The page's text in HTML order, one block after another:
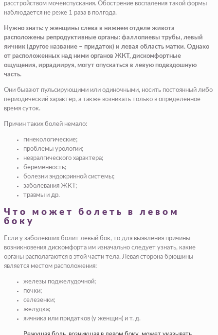
расстройством мочеиспускания. Обострение воспаления такой формы
наблюдается не реже 1 раза в полгода.
Нужно знать: у женщины слева в нижнем отделе живота
расположены репродуктивные органы: фаллопиевы трубы, левый
яичник (другое название – придаток) и левая область матки. Однако
от расположенных над ними органов ЖКТ, дискомфортные
ощущения, иррадиируя, могут опускаться в левую подвздошную
часть.
Они бывают пульсирующими или одиночными, носить постоянный либо
периодический характер, а также возникать только в определенное
время суток.
Причин таких болей немало:
гинекологические;
проблемы урологии;
невралгического характера;
беременность;
болезни эндокринной системы;
заболевания ЖКТ;
травмы и др.
Что может болеть в левом
боку
Если у заболевших болит левый бок, то для выявления причины
возникновения дискомфорта им изначально следует узнать, какие
органы располагаются в этой части тела. Левая сторона брюшины
является местом расположения:
железы поджелудочной;
почки;
селезенки;
желудка;
яичника или придатков (у женщин) и т. д.